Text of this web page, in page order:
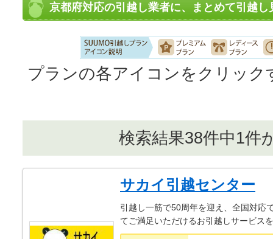
京都府対応の引越し業者に、まとめて引越し
プランの各アイコンをクリッ
検索結果38件中1件
サカイ引越センター
引越し一筋で50周年を迎え、全国対応
てご満足いただけるお引越しサービス